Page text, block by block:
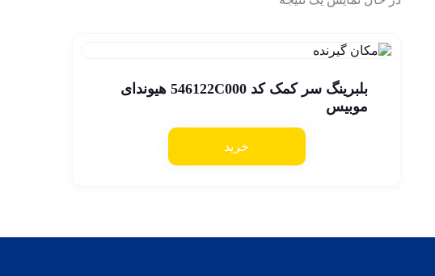
بلبرینگ سر کمک کد 546122C000 هیوندای
موبیس
خرید